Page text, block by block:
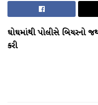
ઘોઘમાંથી પોલીસે બિયરનો
કરી